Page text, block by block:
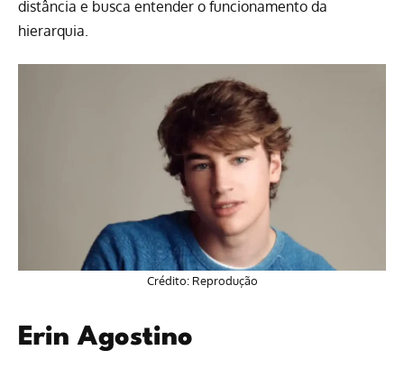
distância e busca entender o funcionamento da
hierarquia.
Crédito: Reprodução
Erin Agostino